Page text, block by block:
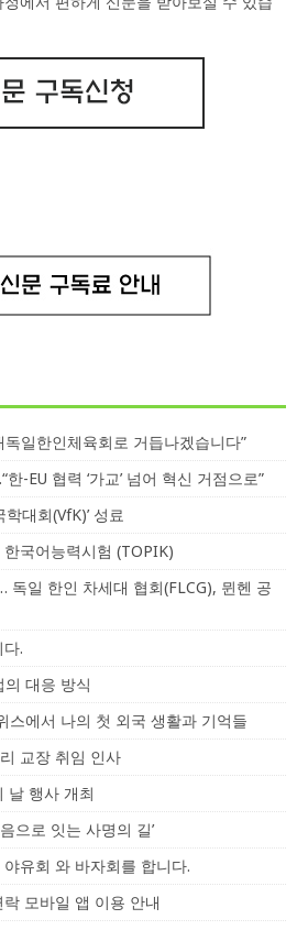
일한인체육회로 거듭나겠습니다”
-EU 협력 ‘가교’ 넘어 혁신 거점으로”
대회(VfK)’ 성료
국어능력시험 (TOPIK)
독일 한인 차세대 협회(FLCG), 뮌헨 공
.
대응 방식
스에서 나의 첫 외국 생활과 기억들
교장 취임 인사
날 행사 개최
으로 잇는 사명의 길’
유회 와 바자회를 합니다.
모바일 앱 이용 안내